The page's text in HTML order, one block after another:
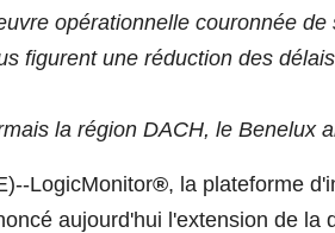
opérationnelle couronnée de
figurent une réduction des
la région DACH, le Benelux
LogicMonitor®, la plateforme
aujourd'hui l'extension de la